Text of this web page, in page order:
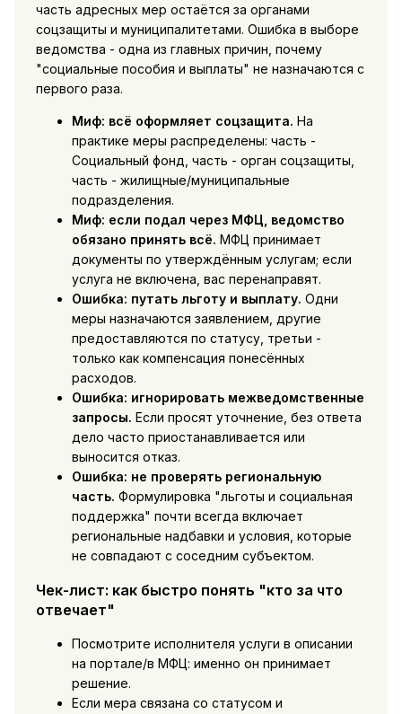
часть адресных мер остаётся за органами
соцзащиты и муниципалитетами. Ошибка в выборе
ведомства - одна из главных причин, почему
"социальные пособия и выплаты" не назначаются с
первого раза.
Миф: всё оформляет соцзащита. На
практике меры распределены: часть -
Социальный фонд, часть - орган соцзащиты,
часть - жилищные/муниципальные
подразделения.
Миф: если подал через МФЦ, ведомство
обязано принять всё. МФЦ принимает
документы по утверждённым услугам; если
услуга не включена, вас перенаправят.
Ошибка: путать льготу и выплату. Одни
меры назначаются заявлением, другие
предоставляются по статусу, третьи -
только как компенсация понесённых
расходов.
Ошибка: игнорировать межведомственные
запросы. Если просят уточнение, без ответа
дело часто приостанавливается или
выносится отказ.
Ошибка: не проверять региональную
часть. Формулировка "льготы и социальная
поддержка" почти всегда включает
региональные надбавки и условия, которые
не совпадают с соседним субъектом.
Чек-лист: как быстро понять "кто за что
отвечает"
Посмотрите исполнителя услуги в описании
на портале/в МФЦ: именно он принимает
решение.
Если мера связана со статусом и